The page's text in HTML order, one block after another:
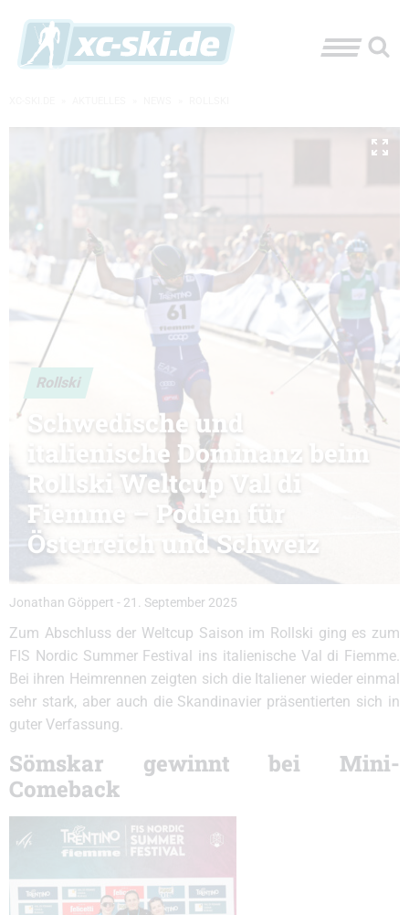
Rollski
Schwedische und
italienische Dominanz beim
Rollski Weltcup Val di
Fiemme – Podien für
Österreich und Schweiz
Jonathan Göppert - 21. September 2025
Zum Abschluss der Weltcup Saison im Rollski ging es zum
FIS Nordic Summer Festival ins italienische Val di Fiemme.
Bei ihren Heimrennen zeigten sich die Italiener wieder einmal
sehr stark, aber auch die Skandinavier präsentierten sich in
guter Verfassung.
Sömskar gewinnt bei Mini-
Comeback